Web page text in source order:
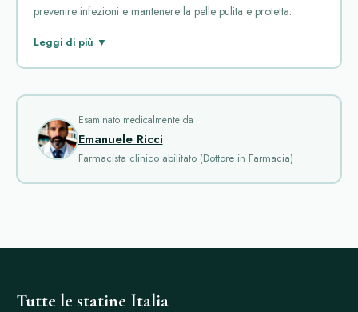
prevenire infezioni e mantenere la pelle pulita e protetta.
La categoria "Antibatterico" racchiude farmaci essenziali per
infezioni gastrointestinali a quelle respiratorie, fino alle infezioni
urinarie.
Aralenè un farmaco noto per la sua efficacia contro la
malaria e alcune infezioni batteriche. Viene usato anche come
trattamento profilattico. Ha una buona tollerabilità, ma può
colite ulcerosa. Aiuta a ridurre il processo infiammatorio nel
Leggi di più ▼
Esaminato medicalmente da
Emanuele Ricci
Farmacista clinico abilitato (Dottore in Farmacia)
Tutte le statine Italia